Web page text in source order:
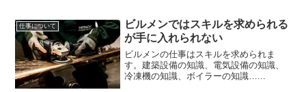
仕事について
ビルメンではスキルを求められる
が手に入れられない
ビルメンの仕事はスキルを求められま
す。建築設備の知識、電気設備の知識、
冷凍機の知識、ボイラーの知識…...